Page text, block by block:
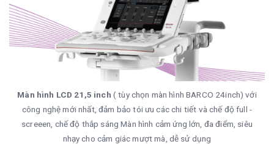
Màn hình LCD 21,5 inch ( tùy chọn màn hình BARCO 24inch) với
công nghệ mới nhất, đảm bảo tói ưu các chi tiết và chế độ full -
screeen, chế độ thắp sáng Màn hình cảm ứng lớn, đa điểm, siêu
nhạy cho cảm giác mượt mà, dễ sử dụng